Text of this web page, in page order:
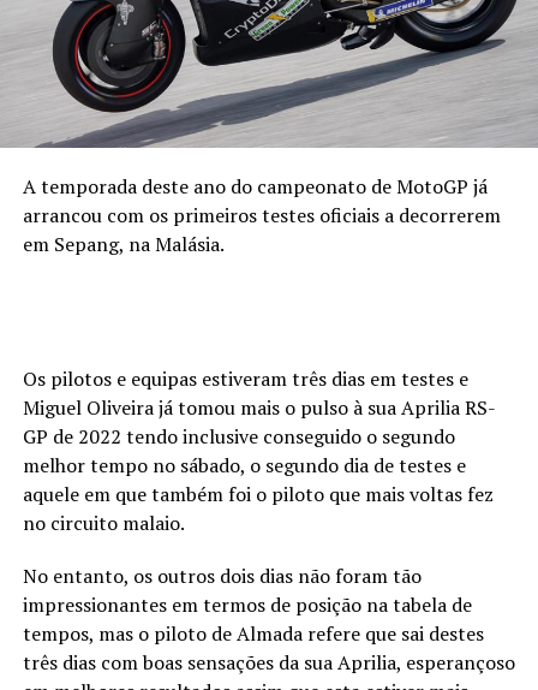
A temporada deste ano do campeonato de MotoGP já
arrancou com os primeiros testes oficiais a decorrerem
em Sepang, na Malásia.
Os pilotos e equipas estiveram três dias em testes e
Miguel Oliveira já tomou mais o pulso à sua Aprilia RS-
GP de 2022 tendo inclusive conseguido o segundo
melhor tempo no sábado, o segundo dia de testes e
aquele em que também foi o piloto que mais voltas fez
no circuito malaio.
No entanto, os outros dois dias não foram tão
impressionantes em termos de posição na tabela de
tempos, mas o piloto de Almada refere que sai destes
três dias com boas sensações da sua Aprilia, esperançoso